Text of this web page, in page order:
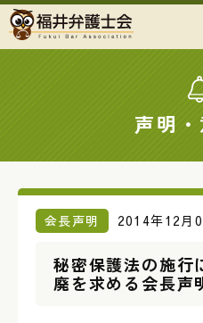
声明
会長声明 2014年12月
秘密保護法の施行
廃を求める会長声